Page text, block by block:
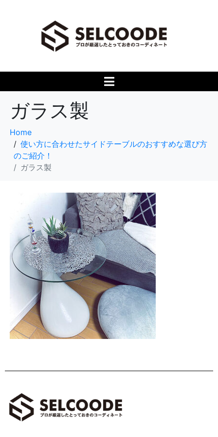
ガラス製
Home
使い方に合わせたサイドテーブルのおすすめな選び方
のご紹介！
ガラス製